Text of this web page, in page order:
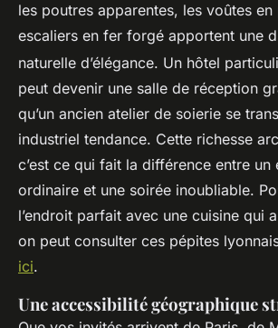
les poutres apparentes, les voûtes
escaliers en fer forgé apportent une
naturelle d’élégance. Un hôtel
peut devenir une salle de réception
qu’un ancien atelier de soierie se
industriel tendance. Cette richesse
c’est ce qui fait la différence entre un
ordinaire et une soirée inoubliable.
l’endroit parfait avec une cuisine qui
on peut consulter ces pépites
ici.
Une accessibilité géographique